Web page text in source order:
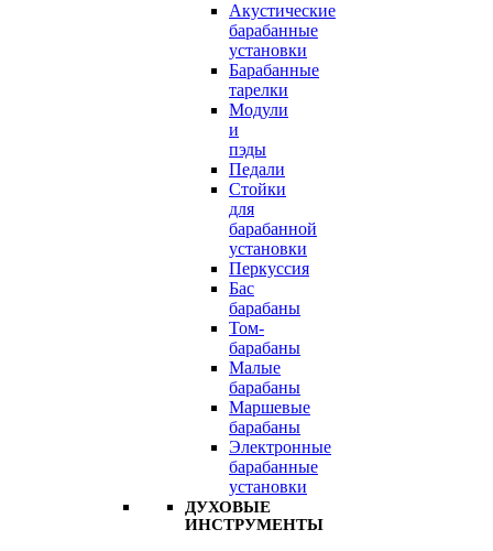
Акустические
барабанные
установки
Барабанные
тарелки
Модули
и
пэды
Педали
Стойки
для
барабанной
установки
Перкуссия
Бас
барабаны
Том-
барабаны
Малые
барабаны
Маршевые
барабаны
Электронные
барабанные
установки
ДУХОВЫЕ
ИНСТРУМЕНТЫ